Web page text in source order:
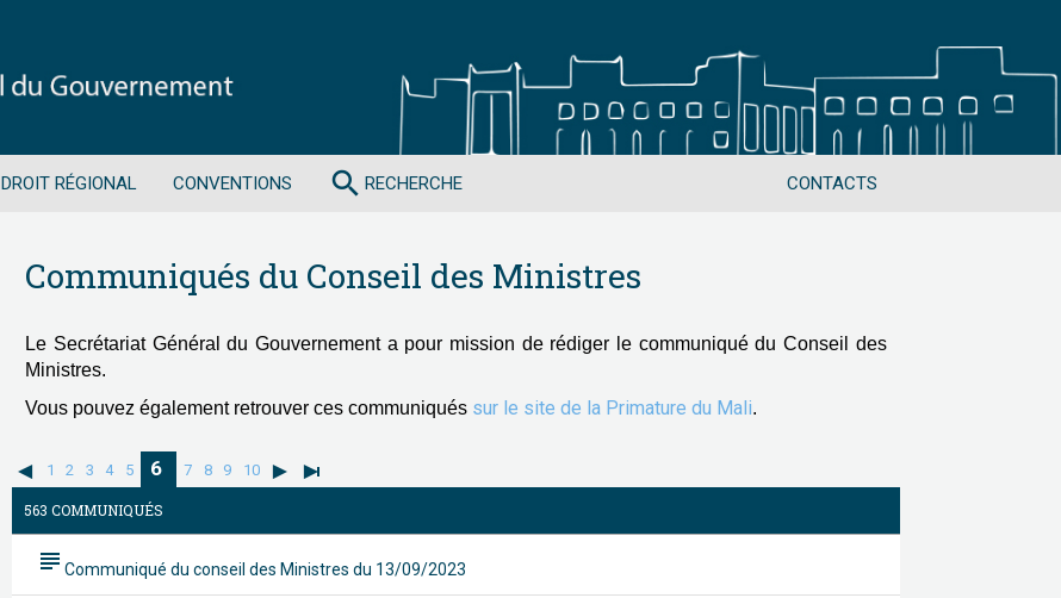
DROIT RÉGIONAL CONVENTIONS CONTACTS
search RECHERCHE
Communiqués du Conseil des Ministres
Le Secrétariat Général du Gouvernement a pour mission de rédiger le communiqué du Conseil des
Ministres.
Vous pouvez également retrouver ces communiqués sur le site de la Primature du Mali.
1 2 3 4 5 6 7 8 9 10
563 COMMUNIQUÉS
subject Communiqué du conseil des Ministres du 13/09/2023